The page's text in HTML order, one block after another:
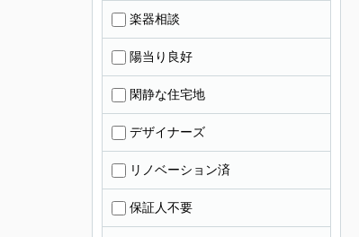
楽器相談
陽当り良好
閑静な住宅地
デザイナーズ
リノベーション済
保証人不要